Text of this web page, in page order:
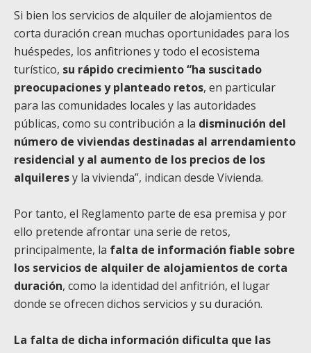
Si bien los servicios de alquiler de alojamientos de
corta duración crean muchas oportunidades para los
huéspedes, los anfitriones y todo el ecosistema
turístico, su rápido crecimiento “ha suscitado
preocupaciones y planteado retos, en particular
para las comunidades locales y las autoridades
públicas, como su contribución a la disminución del
número de viviendas destinadas al arrendamiento
residencial y al aumento de los precios de los
alquileresy la vivienda”, indican desde Vivienda.
Por tanto, el Reglamento parte de esa premisa y por
ello pretende afrontar una serie de retos,
principalmente, la falta de información fiable sobre
los servicios de alquiler de alojamientos de corta
duración, como la identidad del anfitrión, el lugar
donde se ofrecen dichos servicios y su duración.
La falta de dicha información dificulta que las